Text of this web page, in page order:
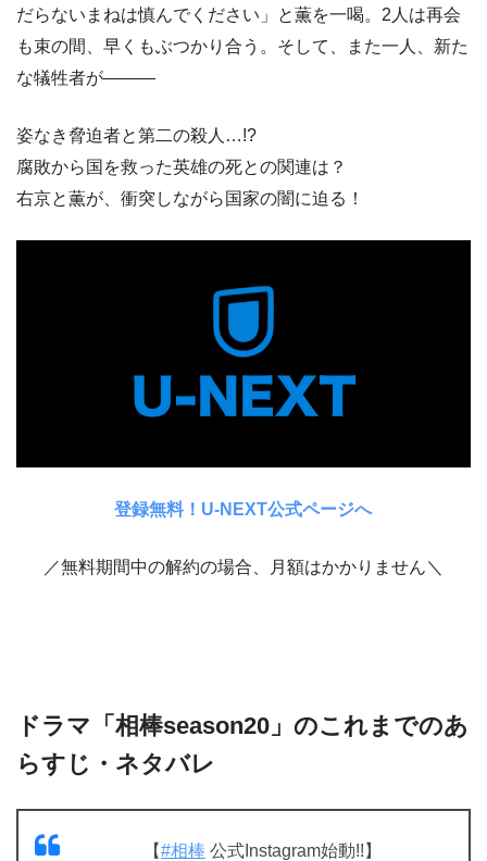
だらないまねは慎んでください」と薫を一喝。2人は再会
も束の間、早くもぶつかり合う。そして、また一人、新た
な犠牲者が―――
姿なき脅迫者と第二の殺人…!?
腐敗から国を救った英雄の死との関連は？
右京と薫が、衝突しながら国家の闇に迫る！
登録無料！U-NEXT公式ページへ
／無料期間中の解約の場合、月額はかかりません＼
ドラマ「相棒season20」のこれまでのあ
らすじ・ネタバレ
【#相棒 公式Instagram始動!!】